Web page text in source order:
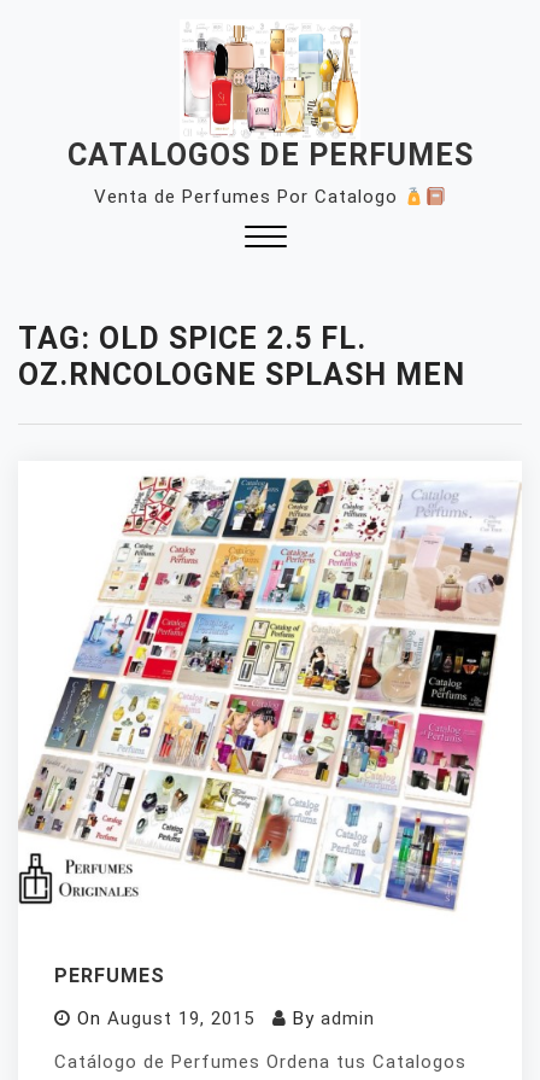
CATALOGOS DE PERFUMES
Venta de Perfumes Por Catalogo
TAG: OLD SPICE 2.5 FL.
OZ.RNCOLOGNE SPLASH MEN
PERFUMES
On August 19, 2015 By admin
Catálogo de Perfumes Ordena tus Catalogos